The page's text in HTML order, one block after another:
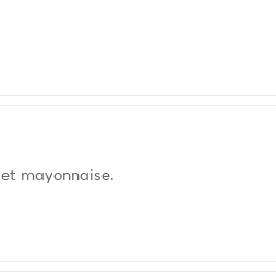
mayonnaise.